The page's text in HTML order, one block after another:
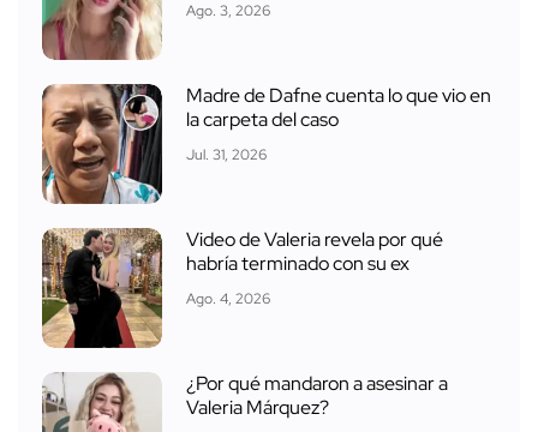
Ago. 3, 2026
Madre de Dafne cuenta lo que vio en
la carpeta del caso
Jul. 31, 2026
Video de Valeria revela por qué
habría terminado con su ex
Ago. 4, 2026
¿Por qué mandaron a asesinar a
Valeria Márquez?